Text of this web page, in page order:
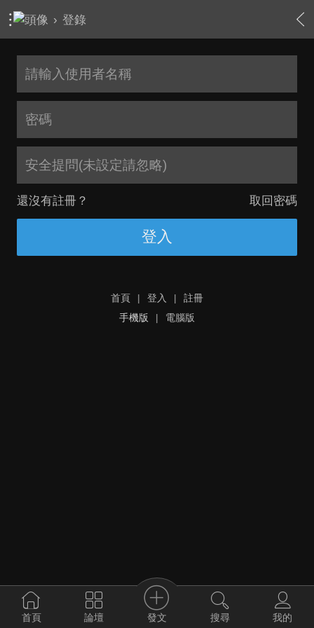
› 登錄
安全提問(未設定請忽略)
還沒有註冊？ 取回密碼
登入
首頁 | 登入 |
註冊
手機版
| 電腦版
首頁 論壇 發文 搜尋 我的